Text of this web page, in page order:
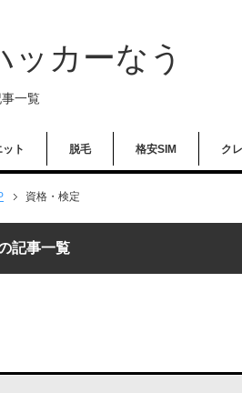
ッカーなう
事一覧
ト 脱毛 格安SIM ク
資格・検定
記事一覧